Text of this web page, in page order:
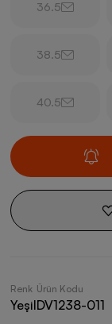
36.5
38.5
40.5
Renk
Yeşil
Ürün Kodu
DV1238-011